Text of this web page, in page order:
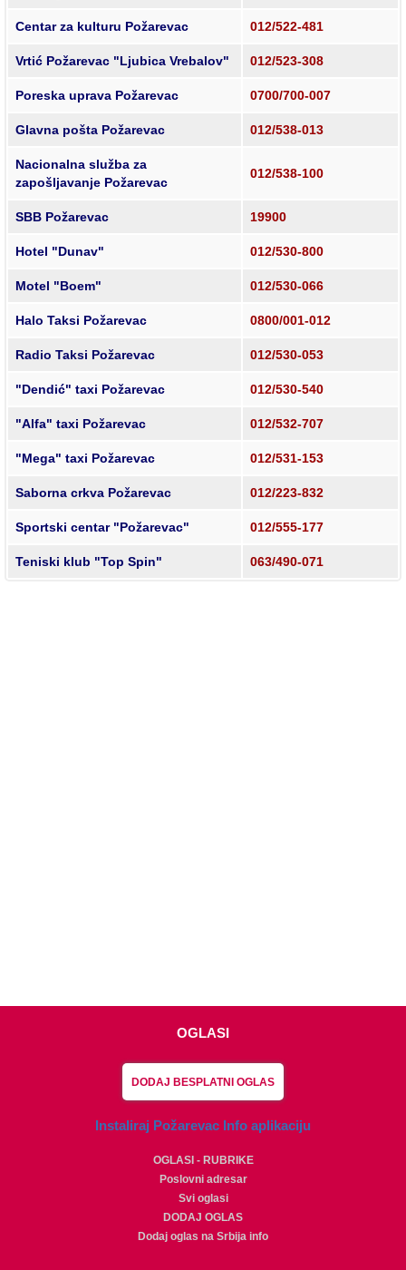
Centar za kulturu Požarevac 012/522-481
Vrtić Požarevac "Ljubica Vrebalov" 012/523-308
Poreska uprava Požarevac 0700/700-007
Glavna pošta Požarevac 012/538-013
Nacionalna služba za
zapošljavanje Požarevac
012/538-100
SBB Požarevac 19900
Hotel "Dunav" 012/530-800
Motel "Boem" 012/530-066
Halo Taksi Požarevac 0800/001-012
Radio Taksi Požarevac 012/530-053
"Dendić" taxi Požarevac 012/530-540
"Alfa" taxi Požarevac 012/532-707
"Mega" taxi Požarevac 012/531-153
Saborna crkva Požarevac 012/223-832
Sportski centar "Požarevac" 012/555-177
Teniski klub "Top Spin" 063/490-071
OGLASI
DODAJ BESPLATNI OGLAS
Instaliraj Požarevac Info aplikaciju
OGLASI - RUBRIKE
Poslovni adresar
Svi oglasi
DODAJ OGLAS
Dodaj oglas na Srbija info